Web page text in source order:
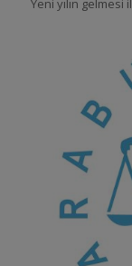
Yeni yılın